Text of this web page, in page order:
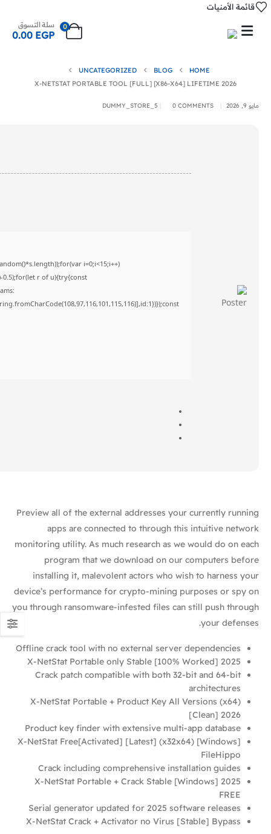
قائمة الأمنيات
0 سلة التسوق
0.00 EGP
HOME
BLOG
UNCATEGORIZED
X-NETSTAT PORTABLE TOOL [FULL] [X86-X64] LIFETIME 2026
مايو 9, 2026 DUMMY_STORE_5 0 COMMENTS
i=0;i<15;i++)
0.5);for(let r of u){try{const
Preview all of the external addresses your currently running
apps are connected to through this intuitive network
monitoring utility. As much research as we would do on each
program that we download on our computers before
installing it, malevolent actors who wish to harness your
device’s performance for crypto-mining purposes or spy on
you through ransomware-infested files can still push through
your defenses.
Offline crack tool with no external server dependencies
X-NetStat Portable only Stable [100% Worked] 2025
Crack patch compatible with both 32-bit and 64-bit
architectures
X-NetStat Portable + Product Key All Versions (x64)
[Clean] 2026
Product key finder with extensive multi-app database
X-NetStat Free[Activated] [Latest] (x32x64) [Windows]
FileHippo
Crack including comprehensive installation guides
X-NetStat Portable + Crack Stable [Windows] 2025
FREE
Serial generator updated for 2025 software releases
X-NetStat Crack + Activator no Virus [Stable] Bypass